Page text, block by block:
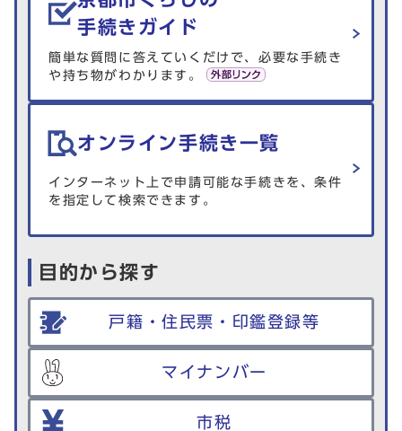
手続きガイド
簡単な質問に答えていくだけで、必要な手続き
や持ち物がわかります。
オンライン手続き一覧
インターネット上で申請可能な手続きを、条件
を指定して検索できます。
目的から探す
戸籍・住民票・印鑑登録等
マイナンバー
市税